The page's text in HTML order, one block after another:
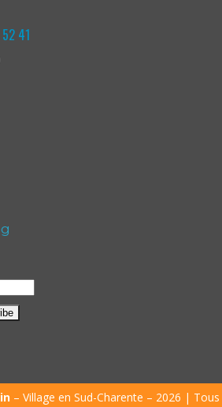
41
– Village en Sud-Charente – 2026 | Tous